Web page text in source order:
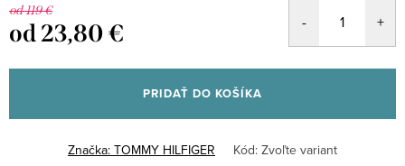
od 119 €
od23,80 €
cena:
PRIDAŤ DO KOŠÍKA
Značka: TOMMY HILFIGER Kód: Zvoľte variant